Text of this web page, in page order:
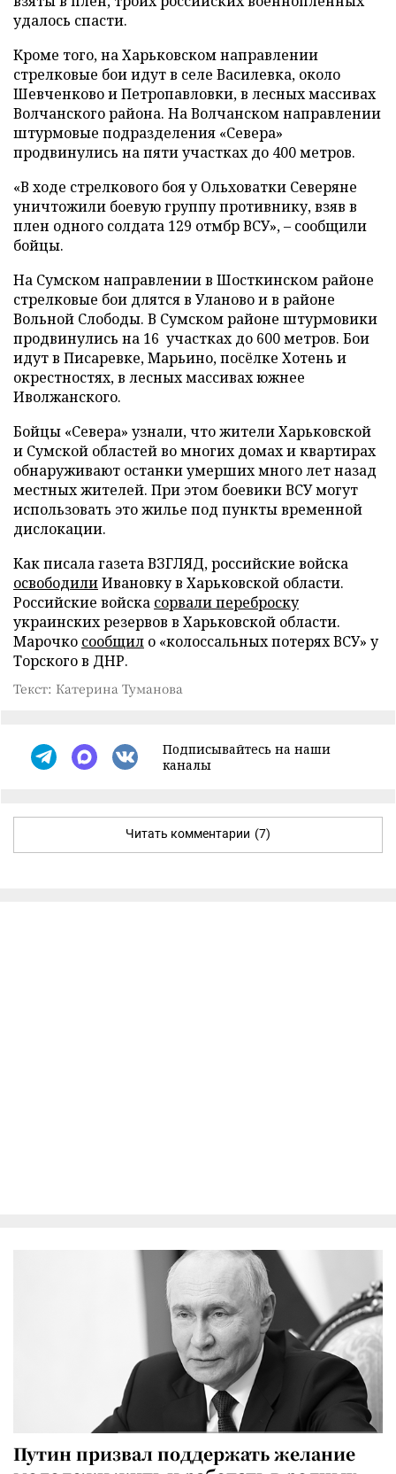
удалось спасти.
Кроме того, на Харьковском направлении
стрелковые бои идут в селе Василевка, около
Шевченково и Петропавловки, в лесных массивах
Волчанского района. На Волчанском направлении
штурмовые подразделения «Севера»
продвинулись на пяти участках до 400 метров.
«В ходе стрелкового боя у Ольховатки Северяне
уничтожили боевую группу противнику, взяв в
плен одного солдата 129 отмбр ВСУ», – сообщили
бойцы.
На Сумском направлении в Шосткинском районе
стрелковые бои длятся в Уланово и в районе
Вольной Слободы. В Сумском районе штурмовики
продвинулись на 16 участках до 600 метров. Бои
идут в Писаревке, Марьино, посёлке Хотень и
окрестностях, в лесных массивах южнее
Иволжанского.
Бойцы «Севера» узнали, что жители Харьковской
и Сумской областей во многих домах и квартирах
обнаруживают останки умерших много лет назад
местных жителей. При этом боевики ВСУ могут
использовать это жилье под пункты временной
дислокации.
Как писала газета ВЗГЛЯД, российские войска
освободилиИвановку в Харьковской области.
Российские войска сорвали переброску
украинских резервов в Харьковской области.
Марочко сообщил о «колоссальных потерях ВСУ» у
Торского в ДНР.
Текст: Катерина Туманова
Подписывайтесь на наши
каналы
Читать комментарии (7)
Путин призвал поддержать желание